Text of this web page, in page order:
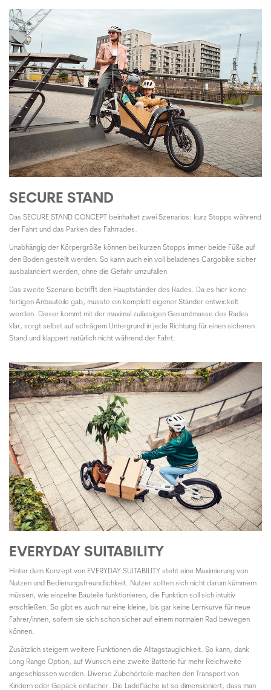
SECURE STAND
Das SECURE STAND CONCEPT beinhaltet zwei Szenarios: kurz Stopps während
der Fahrt und das Parken des Fahrrades.
Unabhängig der Körpergröße können bei kurzen Stopps immer beide Füße auf
den Boden gestellt werden. So kann auch ein voll beladenes Cargobike sicher
ausbalanciert werden, ohne die Gefahr umzufallen
Das zweite Szenario betrifft den Hauptständer des Rades. Da es hier keine
fertigen Anbauteile gab, musste ein komplett eigener Ständer entwickelt
werden. Dieser kommt mit der maximal zulässigen Gesamtmasse des Rades
klar, sorgt selbst auf schrägem Untergrund in jede Richtung für einen sicheren
Stand und klappert natürlich nicht während der Fahrt.
EVERYDAY SUITABILITY
Hinter dem Konzept von EVERYDAY SUITABILITY steht eine Maximierung von
Nutzen und Bedienungsfreundlichkeit. Nutzer sollten sich nicht darum kümmern
müssen, wie einzelne Bauteile funktionieren, die Funktion soll sich intuitiv
erschließen. So gibt es auch nur eine kleine, bis gar keine Lernkurve für neue
Fahrer/innen, sofern sie sich schon sicher auf einem normalen Rad bewegen
können.
Zusätzlich steigern weitere Funktionen die Alltagstauglichkeit. So kann, dank
Long Range Option, auf Wunsch eine zweite Batterie für mehr Reichweite
angeschlossen werden. Diverse Zubehörteile machen den Transport von
Kindern oder Gepäck einfacher. Die Ladefläche ist so dimensioniert, dass man